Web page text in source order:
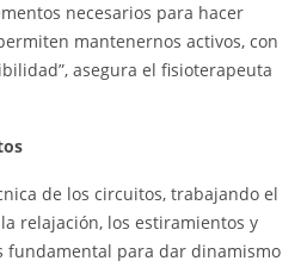
necesarios para hacer
mantenernos activos, con
asegura el fisioterapeuta
de los circuitos, trabajando el
relajación, los estiramientos y
fundamental para dar dinamismo